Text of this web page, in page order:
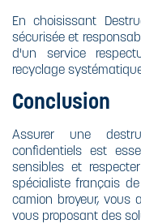
En choisissant
sécurisée et
d'un service
recyclage
Conclusion
​Assurer une
confidentiels est
sensibles et
spécialiste français
camion broyeur, vous
vous proposant des